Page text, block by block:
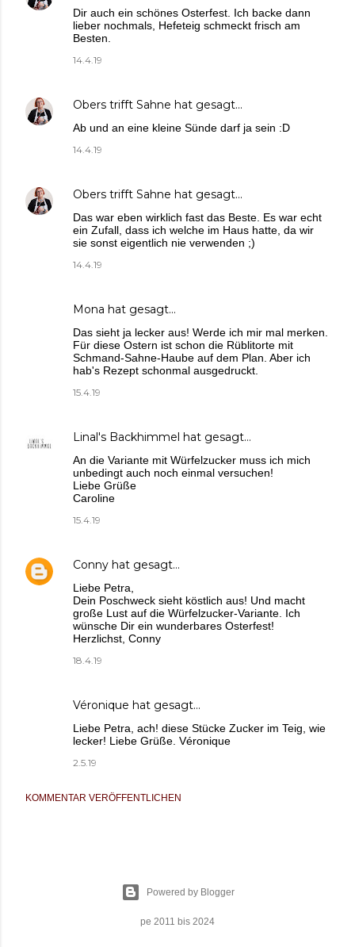
Dir auch ein schönes Osterfest. Ich backe dann
lieber nochmals, Hefeteig schmeckt frisch am
Besten.
14.4.19
Obers trifft Sahne hat gesagt…
Ab und an eine kleine Sünde darf ja sein :D
14.4.19
Obers trifft Sahne hat gesagt…
Das war eben wirklich fast das Beste. Es war echt
ein Zufall, dass ich welche im Haus hatte, da wir
sie sonst eigentlich nie verwenden ;)
14.4.19
Mona hat gesagt…
Das sieht ja lecker aus! Werde ich mir mal merken.
Für diese Ostern ist schon die Rüblitorte mit
Schmand-Sahne-Haube auf dem Plan. Aber ich
hab's Rezept schonmal ausgedruckt.
15.4.19
Linal's Backhimmel hat gesagt…
An die Variante mit Würfelzucker muss ich mich
unbedingt auch noch einmal versuchen!
Liebe Grüße
Caroline
15.4.19
Conny hat gesagt…
Liebe Petra,
Dein Poschweck sieht köstlich aus! Und macht
große Lust auf die Würfelzucker-Variante. Ich
wünsche Dir ein wunderbares Osterfest!
Herzlichst, Conny
18.4.19
Véronique hat gesagt…
Liebe Petra, ach! diese Stücke Zucker im Teig, wie
lecker! Liebe Grüße. Véronique
2.5.19
KOMMENTAR VERÖFFENTLICHEN
Powered by Blogger
pe 2011 bis 2024